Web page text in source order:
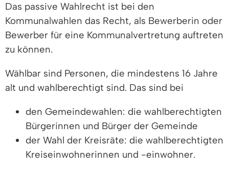
Das passive Wahlrecht ist bei den
Kommunalwahlen das Recht, als Bewerberin oder
Bewerber für eine Kommunalvertretung auftreten
zu können.
Wählbar sind Personen, die mindestens 16 Jahre
alt und wahlberechtigt sind. Das sind bei
den Gemeindewahlen: die wahlberechtigten
Bürgerinnen und Bürger der Gemeinde
der Wahl der Kreisräte: die wahlberechtigten
Kreiseinwohnerinnen und -einwohner.